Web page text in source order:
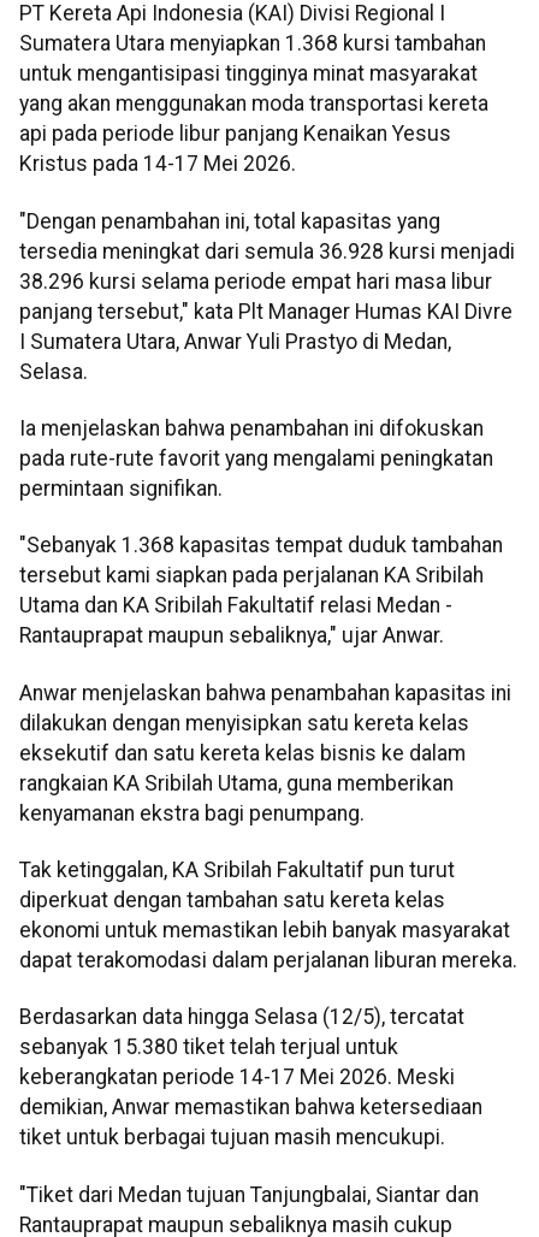
PT Kereta Api Indonesia (KAI) Divisi Regional I
Sumatera Utara menyiapkan 1.368 kursi tambahan
untuk mengantisipasi tingginya minat masyarakat
yang akan menggunakan moda transportasi kereta
api pada periode libur panjang Kenaikan Yesus
Kristus pada 14-17 Mei 2026.
"Dengan penambahan ini, total kapasitas yang
tersedia meningkat dari semula 36.928 kursi menjadi
38.296 kursi selama periode empat hari masa libur
panjang tersebut," kata Plt Manager Humas KAI Divre
I Sumatera Utara, Anwar Yuli Prastyo di Medan,
Selasa.
Ia menjelaskan bahwa penambahan ini difokuskan
pada rute-rute favorit yang mengalami peningkatan
permintaan signifikan.
"Sebanyak 1.368 kapasitas tempat duduk tambahan
tersebut kami siapkan pada perjalanan KA Sribilah
Utama dan KA Sribilah Fakultatif relasi Medan -
Rantauprapat maupun sebaliknya," ujar Anwar.
Anwar menjelaskan bahwa penambahan kapasitas ini
dilakukan dengan menyisipkan satu kereta kelas
eksekutif dan satu kereta kelas bisnis ke dalam
rangkaian KA Sribilah Utama, guna memberikan
kenyamanan ekstra bagi penumpang.
Tak ketinggalan, KA Sribilah Fakultatif pun turut
diperkuat dengan tambahan satu kereta kelas
ekonomi untuk memastikan lebih banyak masyarakat
dapat terakomodasi dalam perjalanan liburan mereka.
Berdasarkan data hingga Selasa (12/5), tercatat
sebanyak 15.380 tiket telah terjual untuk
keberangkatan periode 14-17 Mei 2026. Meski
demikian, Anwar memastikan bahwa ketersediaan
tiket untuk berbagai tujuan masih mencukupi.
"Tiket dari Medan tujuan Tanjungbalai, Siantar dan
Rantauprapat maupun sebaliknya masih cukup